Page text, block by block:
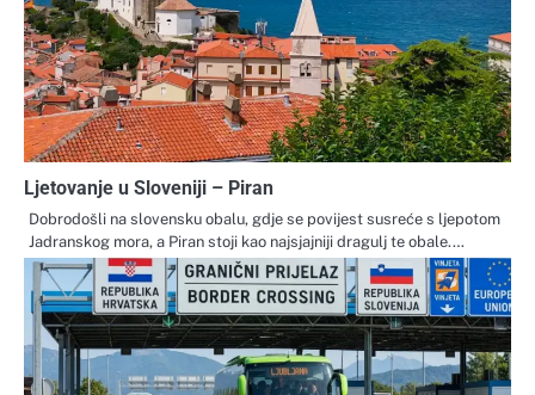
Ljetovanje u Sloveniji – Piran
Dobrodošli na slovensku obalu, gdje se povijest susreće s ljepotom
Jadranskog mora, a Piran stoji kao najsjajniji dragulj te obale.…